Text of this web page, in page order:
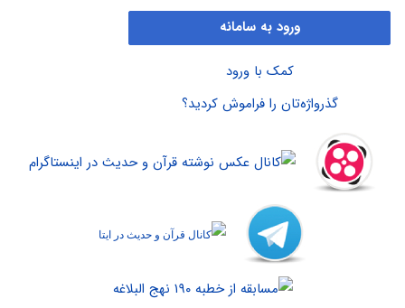
ورود به سامانه
کمک با ورود
گذرواژه‌تان را فراموش کردید؟